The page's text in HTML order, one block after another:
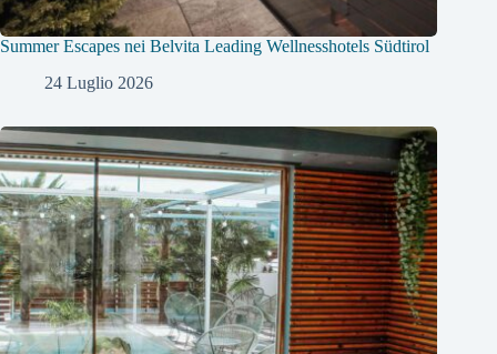
Summer Escapes nei Belvita Leading Wellnesshotels Südtirol
24 Luglio 2026